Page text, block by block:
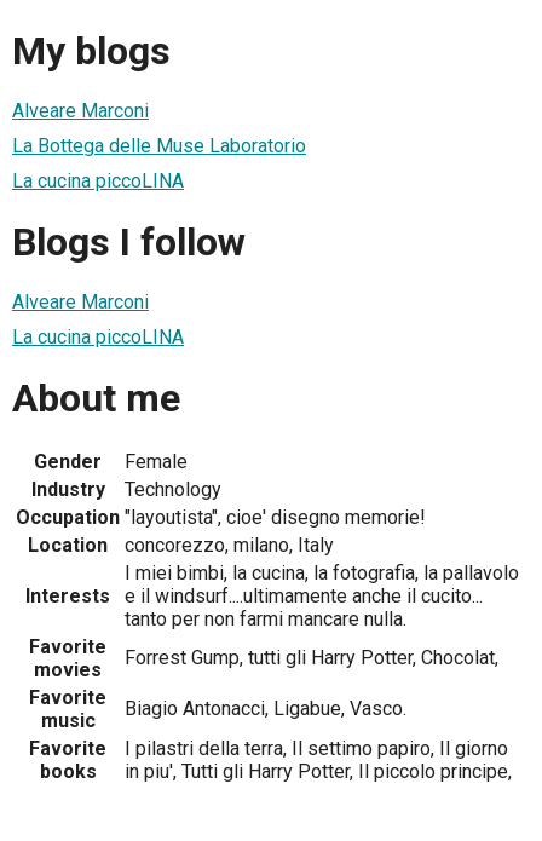
My blogs
Alveare Marconi
La Bottega delle Muse Laboratorio
La cucina piccoLINA
Blogs I follow
Alveare Marconi
La cucina piccoLINA
About me
Gender
Female
Industry
Technology
Occupation "layoutista", cioe' disegno memorie!
Location
concorezzo, milano, Italy
Interests
I miei bimbi, la cucina, la fotografia, la pallavolo
e il windsurf....ultimamente anche il cucito...
tanto per non farmi mancare nulla.
Favorite
movies
Forrest Gump, tutti gli Harry Potter, Chocolat,
Favorite
music
Biagio Antonacci, Ligabue, Vasco.
Favorite
books
I pilastri della terra, Il settimo papiro, Il giorno
in piu', Tutti gli Harry Potter, Il piccolo principe,